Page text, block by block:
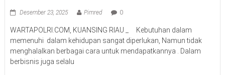
Desember 23, 2025 Pimred 0
WARTAPOLRI.COM, KUANSING RIAU _ Kebutuhan dalam
memenuhi dalam kehidupan sangat diperlukan, Namun tidak
menghalalkan berbagai cara untuk mendapatkannya . Dalam
berbisnis juga selalu